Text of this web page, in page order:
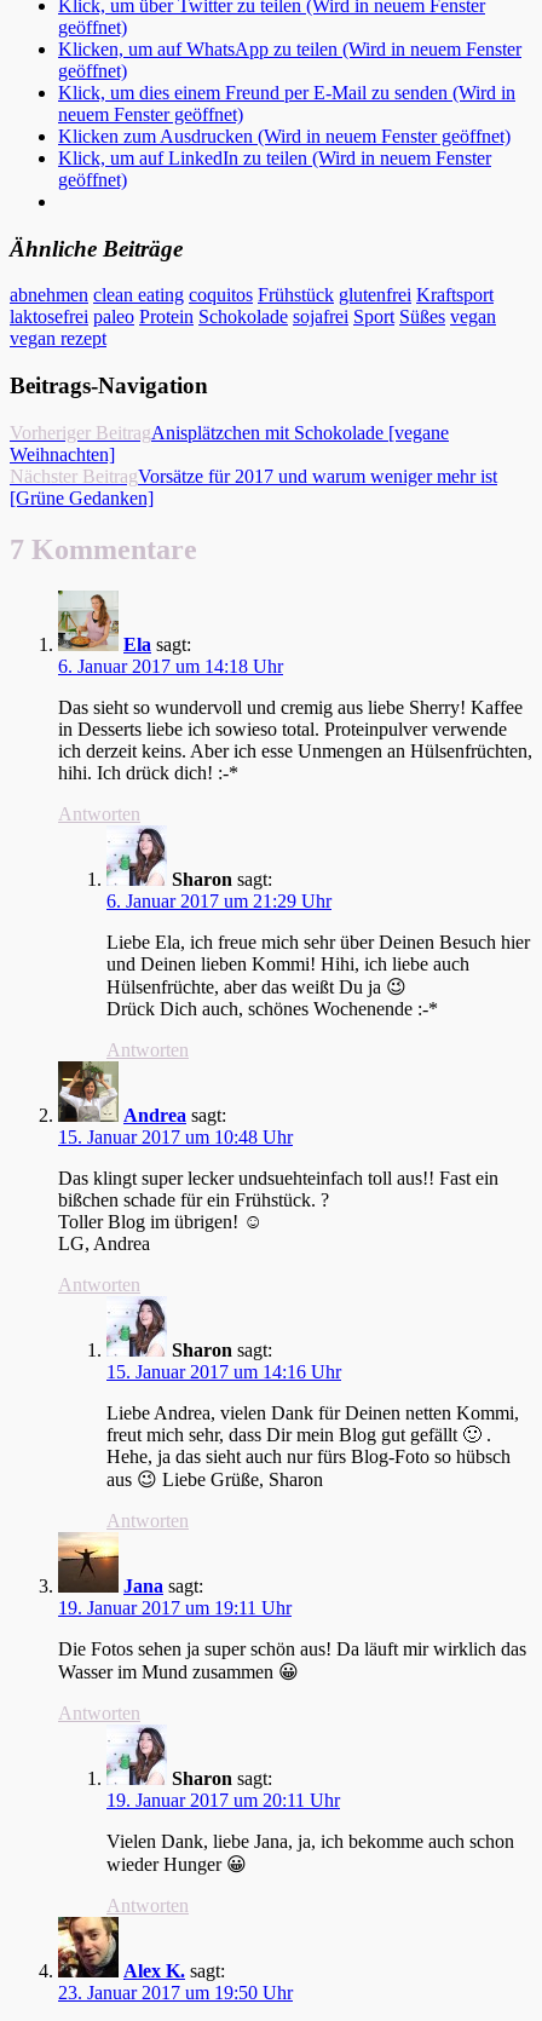
Klick, um über Twitter zu teilen (Wird in neuem Fenster
geöffnet)
Klicken, um auf WhatsApp zu teilen (Wird in neuem Fenster
geöffnet)
Klick, um dies einem Freund per E-Mail zu senden (Wird in
neuem Fenster geöffnet)
Klicken zum Ausdrucken (Wird in neuem Fenster geöffnet)
Klick, um auf LinkedIn zu teilen (Wird in neuem Fenster
geöffnet)
Ähnliche Beiträge
abnehmen clean eating coquitos Frühstück glutenfrei Kraftsport
laktosefrei paleo Protein Schokolade sojafrei Sport Süßes vegan
vegan rezept
Beitrags-Navigation
Vorheriger BeitragAnisplätzchen mit Schokolade [vegane
Weihnachten]
Nächster BeitragVorsätze für 2017 und warum weniger mehr ist
[Grüne Gedanken]
7 Kommentare
Ela sagt:
6. Januar 2017 um 14:18 Uhr
Das sieht so wundervoll und cremig aus liebe Sherry! Kaffee
in Desserts liebe ich sowieso total. Proteinpulver verwende
ich derzeit keins. Aber ich esse Unmengen an Hülsenfrüchten,
hihi. Ich drück dich! :-*
Antworten
Sharon sagt:
6. Januar 2017 um 21:29 Uhr
Liebe Ela, ich freue mich sehr über Deinen Besuch hier
und Deinen lieben Kommi! Hihi, ich liebe auch
Hülsenfrüchte, aber das weißt Du ja 😉
Drück Dich auch, schönes Wochenende :-*
Antworten
Andrea sagt:
15. Januar 2017 um 10:48 Uhr
Das klingt super lecker undsuehteinfach toll aus!! Fast ein
bißchen schade für ein Frühstück. ?
Toller Blog im übrigen! ☺
LG, Andrea
Antworten
Sharon sagt:
15. Januar 2017 um 14:16 Uhr
Liebe Andrea, vielen Dank für Deinen netten Kommi,
freut mich sehr, dass Dir mein Blog gut gefällt 🙂 .
Hehe, ja das sieht auch nur fürs Blog-Foto so hübsch
aus 😉 Liebe Grüße, Sharon
Antworten
Jana sagt:
19. Januar 2017 um 19:11 Uhr
Die Fotos sehen ja super schön aus! Da läuft mir wirklich das
Wasser im Mund zusammen 😀
Antworten
Sharon sagt:
19. Januar 2017 um 20:11 Uhr
Vielen Dank, liebe Jana, ja, ich bekomme auch schon
wieder Hunger 😀
Antworten
Alex K. sagt:
23. Januar 2017 um 19:50 Uhr